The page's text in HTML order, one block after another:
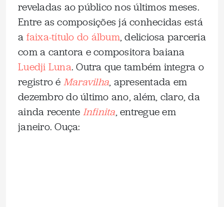
reveladas ao público nos últimos meses.
Entre as composições já conhecidas está
a faixa-título do álbum, deliciosa parceria
com a cantora e compositora baiana
Luedji Luna. Outra que também integra o
registro é Maravilha, apresentada em
dezembro do último ano, além, claro, da
ainda recente Infinita, entregue em
janeiro. Ouça: